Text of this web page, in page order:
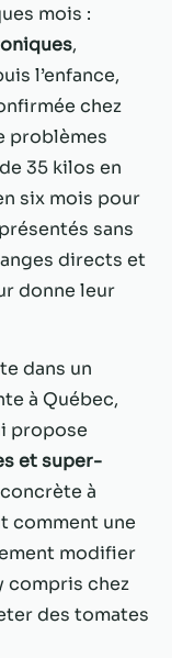
mois :
,
l’enfance,
chez
problèmes
35 kilos en
six mois pour
sans
directs et
donne leur
dans un
à Québec,
propose
et super-
à
comment une
modifier
compris chez
des tomates
structure
site Web,
fonction
la façon
le site
est
que notre
Web
lors
votre visite.
vous refusez
cookies,
site Web.
partageant